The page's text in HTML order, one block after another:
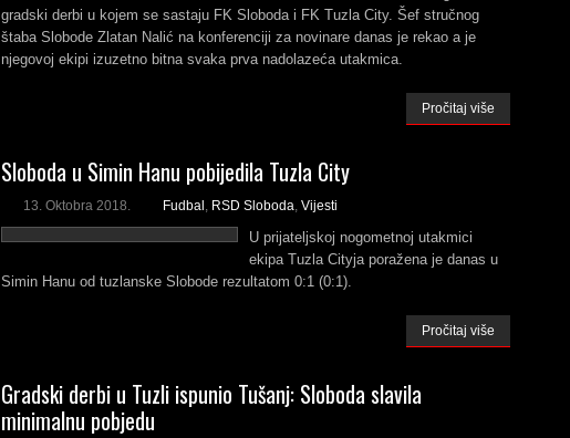
gradski derbi u kojem se sastaju FK Sloboda i FK Tuzla City. Šef stručnog
štaba Slobode Zlatan Nalić na konferenciji za novinare danas je rekao a je
njegovoj ekipi izuzetno bitna svaka prva nadolazeća utakmica.
Pročitaj više
Sloboda u Simin Hanu pobijedila Tuzla City
13. Oktobra 2018. Fudbal , RSD Sloboda, Vijesti
U prijateljskoj nogometnoj utakmici
ekipa Tuzla Cityja poražena je danas u
Simin Hanu od tuzlanske Slobode rezultatom 0:1 (0:1).
Pročitaj više
Gradski derbi u Tuzli ispunio Tušanj: Sloboda slavila
minimalnu pobjedu